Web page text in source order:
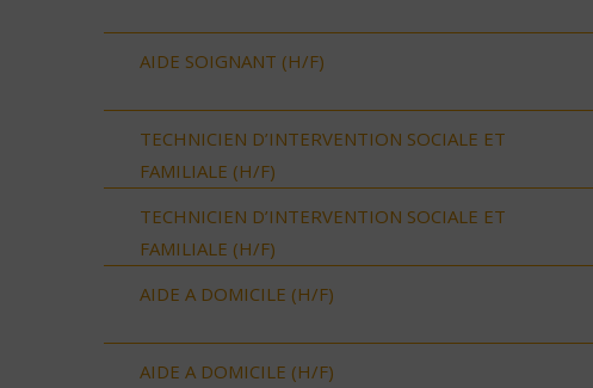
AIDE SOIGNANT (H/F)
TECHNICIEN D’INTERVENTION SOCIALE ET
FAMILIALE (H/F)
TECHNICIEN D’INTERVENTION SOCIALE ET
FAMILIALE (H/F)
AIDE A DOMICILE (H/F)
AIDE A DOMICILE (H/F)